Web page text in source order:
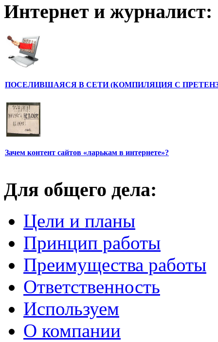
Интернет и журналист:
ПОСЕЛИВШАЯСЯ В СЕТИ (КОМПИЛЯЦИЯ С
Зачем контент сайтов «ларькам в интернете»?
Для общего дела:
Цели и планы
Принцип работы
Преимущества работы
Ответственность
Используем
О компании